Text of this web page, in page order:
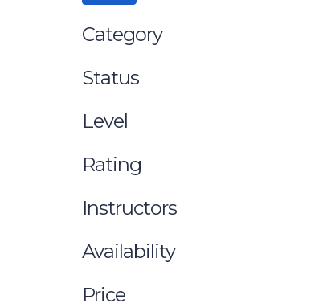
Category
Status
Level
Rating
Instructors
Availability
Price